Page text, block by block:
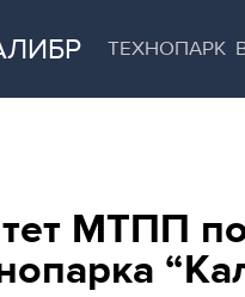
ТЕХНОПАРК
МТПП